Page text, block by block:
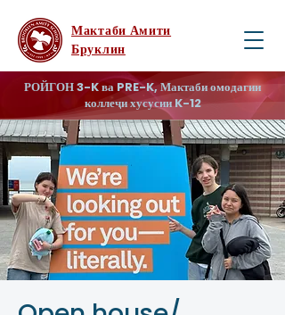
Мактаби Амити
Бруклин
РОЙГОН 3-K ва PRE-K, Мактаби омодагии
коллеҷи хусусии K-12